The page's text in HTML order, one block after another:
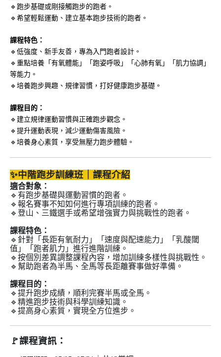
🔹跑步基礎或剛接觸跑步的跑者。
🔹希望輕鬆運動、建立基本跑步技術的跑者。
課程特色：
🔹低強度、新手友善，專為入門跑者設計。
🔹重點培養「有氧體能」「跑姿呼吸」「心肺有氧」「肌力協調」
等能力。
🔹培養跑步興趣、規律習慣，打好健康跑步基礎。
課程目的：
🔹建立規律運動習慣與正確跑步觀念。
🔹提升運動表現，減少運動傷害風險。
🔹培養身心素質，享受無壓力跑步體驗。
✨中階跑步訓練班｜課程介紹
適合對象：
🔹有跑步基礎與運動習慣的跑者。
🔹報名賽事不知如何進行專項訓練的跑者。
🔹登山、三鐵選手或希望增強實力與挑戰性的跑者。
課程特色：
🔹針對「長距有氧耐力」「速度與配速能力」「乳酸閾
值」「跑者肌力」進行進階訓練。
🔹按個別差異調整課程內容，增加訓練多樣性與挑戰性。
🔹幫助跑者為半馬、全馬等長距離賽事做好準備。
課程目的：
🔹提升跑步成績，順利完賽半馬或全馬。
🔹精進跑步技術與科學訓練知識。
🔹提高身心素質，實現全方位進步。
🚩課程資訊：